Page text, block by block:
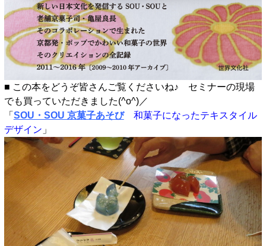
■ この本をどうぞ皆さんご覧くださいね♪ セミナーの現場
でも買っていただきました(^o^)／
「 SOU・SOU 京菓子あそび
和菓子になったテキスタイル
デザイン 」